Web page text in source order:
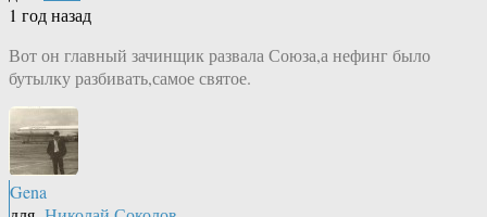
1 год назад
Вот он главный зачинщик развала Союза,а нефинг было
бутылку разбивать,самое святое.
Gena